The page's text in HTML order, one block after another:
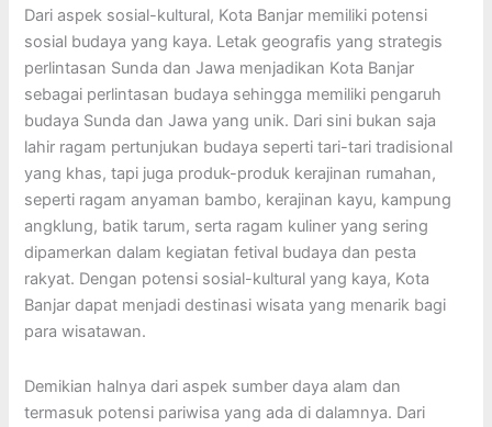
Dari aspek sosial-kultural, Kota Banjar memiliki potensi
sosial budaya yang kaya. Letak geografis yang strategis
perlintasan Sunda dan Jawa menjadikan Kota Banjar
sebagai perlintasan budaya sehingga memiliki pengaruh
budaya Sunda dan Jawa yang unik. Dari sini bukan saja
lahir ragam pertunjukan budaya seperti tari-tari tradisional
yang khas, tapi juga produk-produk kerajinan rumahan,
seperti ragam anyaman bambo, kerajinan kayu, kampung
angklung, batik tarum, serta ragam kuliner yang sering
dipamerkan dalam kegiatan fetival budaya dan pesta
rakyat. Dengan potensi sosial-kultural yang kaya, Kota
Banjar dapat menjadi destinasi wisata yang menarik bagi
para wisatawan.
Demikian halnya dari aspek sumber daya alam dan
termasuk potensi pariwisa yang ada di dalamnya. Dari